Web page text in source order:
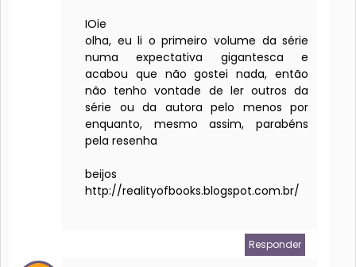
IOie
olha, eu li o primeiro volume da série
numa expectativa gigantesca e
acabou que não gostei nada, então
não tenho vontade de ler outros da
série ou da autora pelo menos por
enquanto, mesmo assim, parabéns
pela resenha
beijos
http://realityofbooks.blogspot.com.br/
Responder